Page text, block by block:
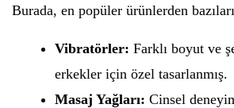
Burada, en popüler ürünlerden
Vibratörler: Farklı boyut ve
erkekler için özel tasarlanmış.
Masaj Yağları: Cinsel